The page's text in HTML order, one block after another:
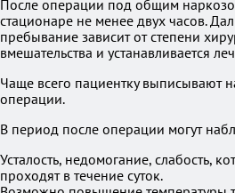
После операции под общим
стационаре не менее двух часов.
пребывание зависит от степени
вмешательства и устанавливается
Чаще всего пациентку выписывают
операции.
В период после операции могут
Усталость, недомогание, слабость,
проходят в течение суток.